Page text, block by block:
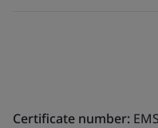
Certificate number: